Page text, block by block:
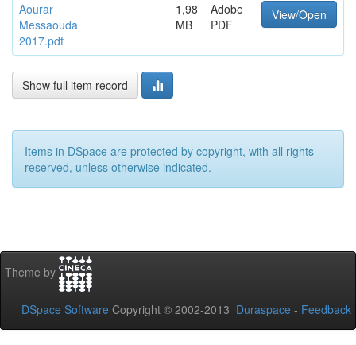
Aourar
Messaouda
2017.pdf
1,98
MB
Adobe
PDF
View/Open
Show full item record
Items in DSpace are protected by copyright, with all rights
reserved, unless otherwise indicated.
Theme by
DSpace Software Copyright © 2002-2013 Duraspace - Feedback